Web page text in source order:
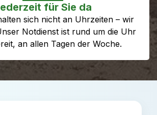
für Sie da
sich nicht an Uhrzeiten – wir
Notdienst ist rund um die Uhr
an allen Tagen der Woche.